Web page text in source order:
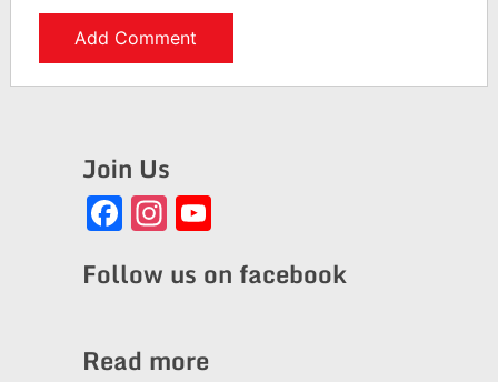
Join Us
Facebook
Instagram
YouTube
Follow us on facebook
Read more